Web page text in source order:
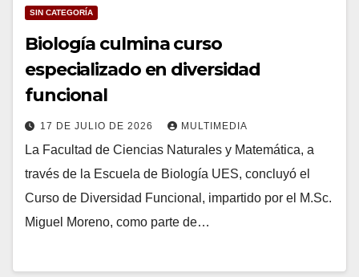
SIN CATEGORÍA
Biología culmina curso
especializado en diversidad
funcional
17 DE JULIO DE 2026 MULTIMEDIA
La Facultad de Ciencias Naturales y Matemática, a
través de la Escuela de Biología UES, concluyó el
Curso de Diversidad Funcional, impartido por el M.Sc.
Miguel Moreno, como parte de…